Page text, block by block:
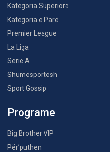
Kategoria Superiore
Kategoria e Parë
Premier League
La Liga
Serie A
Shumësportësh
Sport Gossip
Programe
Big Brother VIP
Për’puthen